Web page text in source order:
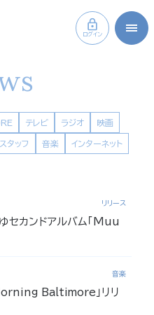
ログイン
テレビ ラジオ 映画
スタッフ 音楽 インターネット
リリース
セカンドアルバム「Muu
音楽
Baltimore」リリ